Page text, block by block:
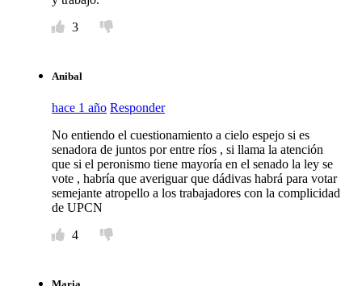
3
Anibal
hace 1 año Responder
No entiendo el cuestionamiento a cielo espejo si es
senadora de juntos por entre ríos , si llama la atención
que si el peronismo tiene mayoría en el senado la ley se
vote , habría que averiguar que dádivas habrá para votar
semejante atropello a los trabajadores con la complicidad
de UPCN
4